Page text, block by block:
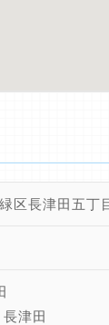
区長津田五丁
津田